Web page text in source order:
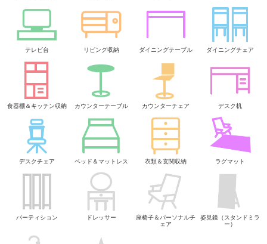
テレビ台 リビング収納 ダイニングテーブル ダイニングチェア
食器棚＆キッチン収納 カウンターテーブル カウンターチェア デスク机
デスクチェア ベッド＆マットレス 衣類＆玄関収納 ラグマット
パーティション ドレッサー
座椅子＆パーソナルチ
ェア
姿見鏡（スタンドミラ
ー）